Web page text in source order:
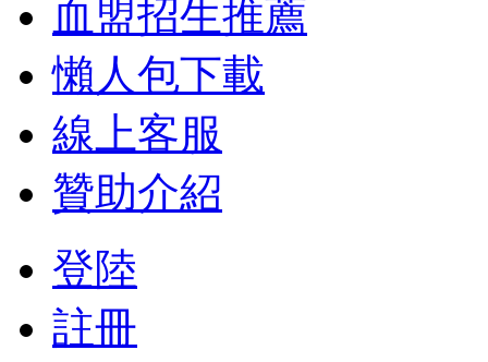
血盟招生推薦
懶人包下載
線上客服
贊助介紹
登陸
註冊